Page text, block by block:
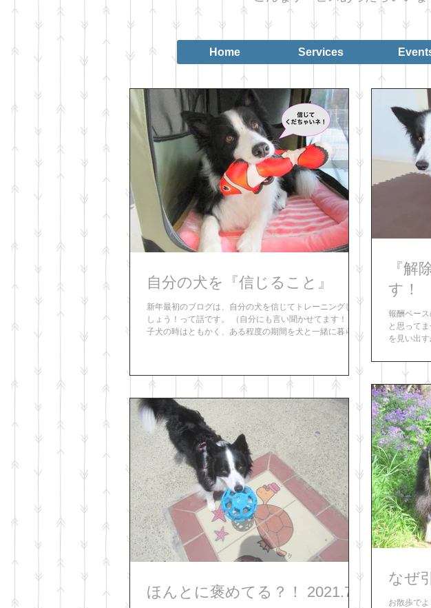
Home Services
自分の犬を『信じること』
新年最初のブログは、自分の犬を信じてトレーニングしま
しょう！って話です。 （自分にも言い聞かせてます！）
子犬の時はともかく、ある程度の期間を犬と一緒に暮らす
と、自分の犬のキャラクターがわかってきます。 うちの犬
『解
報酬ベース
と思って
を見い出
か、人が
ほんとに褒めてる？！ 2021.7.8
お散歩で